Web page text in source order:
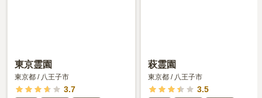
東京霊園
東京都 / 八王子市
3.7
萩霊園
東京都 / 八王子市
3.5